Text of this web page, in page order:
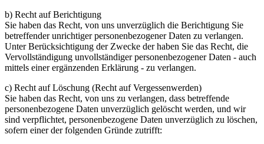
b) Recht auf Berichtigung
Sie haben das Recht, von uns unverzüglich die Berichtigung Sie
betreffender unrichtiger personenbezogener Daten zu verlangen.
Unter Berücksichtigung der Zwecke der haben Sie das Recht, die
Vervollständigung unvollständiger personenbezogener Daten - auch
mittels einer ergänzenden Erklärung - zu verlangen.
c) Recht auf Löschung (Recht auf Vergessenwerden)
Sie haben das Recht, von uns zu verlangen, dass betreffende
personenbezogene Daten unverzüglich gelöscht werden, und wir
sind verpflichtet, personenbezogene Daten unverzüglich zu löschen,
sofern einer der folgenden Gründe zutrifft: